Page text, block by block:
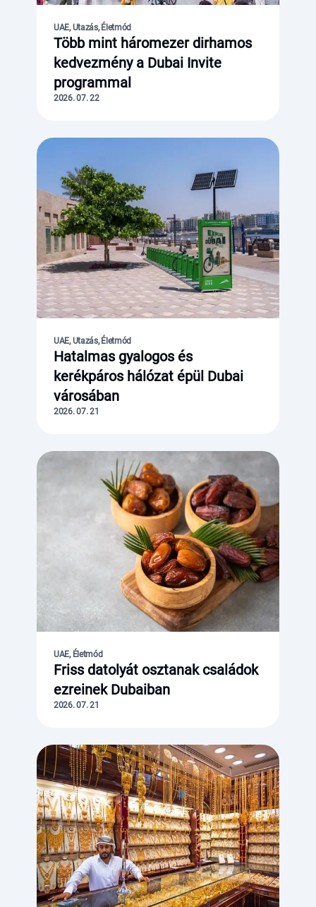
UAE, Utazás, Életmód
Több mint háromezer dirhamos
kedvezmény a Dubai Invite
programmal
2026. 07. 22
UAE, Utazás, Életmód
Hatalmas gyalogos és
kerékpáros hálózat épül Dubai
városában
2026. 07. 21
UAE, Életmód
Friss datolyát osztanak családok
ezreinek Dubaiban
2026. 07. 21